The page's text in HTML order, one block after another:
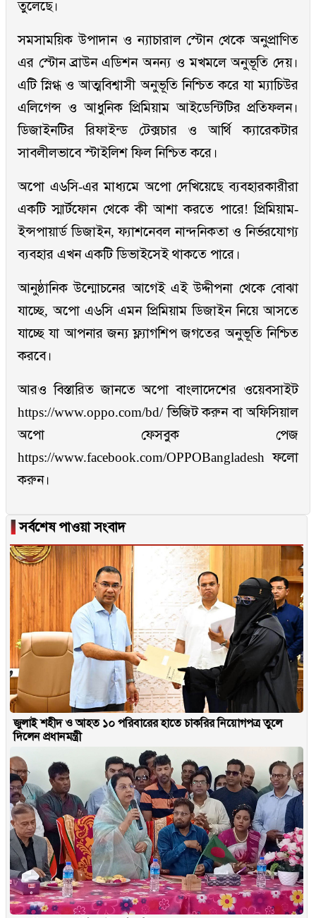
তুলেছে।
সমসাময়িক উপাদান ও ন্যাচারাল স্টোন থেকে অনুপ্রাণিত
এর স্টোন ব্রাউন এডিশন অনন্য ও মখমলে অনুভূতি দেয়।
এটি স্নিগ্ধ ও আত্মবিশ্বাসী অনুভূতি নিশ্চিত করে যা ম্যাচিউর
এলিগেন্স ও আধুনিক প্রিমিয়াম আইডেন্টিটির প্রতিফলন।
ডিজাইনটির রিফাইন্ড টেক্সচার ও আর্থি ক্যারেকটার
সাবলীলভাবে স্টাইলিশ ফিল নিশ্চিত করে।
অপো এ৬সি-এর মাধ্যমে অপো দেখিয়েছে ব্যবহারকারীরা
একটি স্মার্টফোন থেকে কী আশা করতে পারে! প্রিমিয়াম-
ইন্সপায়ার্ড ডিজাইন, ফ্যাশনেবল নান্দনিকতা ও নির্ভরযোগ্য
ব্যবহার এখন একটি ডিভাইসেই থাকতে পারে।
আনুষ্ঠানিক উন্মোচনের আগেই এই উদ্দীপনা থেকে বোঝা
যাচ্ছে, অপো এ৬সি এমন প্রিমিয়াম ডিজাইন নিয়ে আসতে
যাচ্ছে যা আপনার জন্য ফ্ল্যাগশিপ জগতের অনুভূতি নিশ্চিত
করবে।
আরও বিস্তারিত জানতে অপো বাংলাদেশের ওয়েবসাইট
https://www.oppo.com/bd/ ভিজিট করুন বা অফিসিয়াল
অপো ফেসবুক পেজ
https://www.facebook.com/OPPOBangladesh ফলো
করুন।
▐সর্বশেষ পাওয়া সংবাদ
জুলাই শহীদ ও আহত ১০ পরিবারের হাতে চাকরির নিয়োগপত্র তুলে
দিলেন প্রধানমন্ত্রী